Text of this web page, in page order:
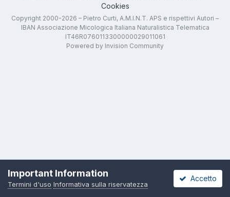
Cookies
Copyright 2000-2026 – Pietro Curti, A.M.I.N.T. APS e rispettivi Autori –
IBAN Associazione Micologica Italiana Naturalistica Telematica
IT46R0760113300000029011061
Powered by Invision Community
Important Information
Termini d'uso Informativa sulla riservatezza
Accetto